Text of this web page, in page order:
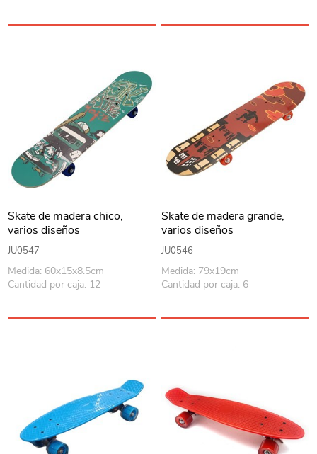
Skate de madera chico,
varios diseños
JU0547
Medida: 60x15x8.5cm
Cantidad por caja: 12
Skate de madera grande,
varios diseños
JU0546
Medida: 79x19cm
Cantidad por caja: 6